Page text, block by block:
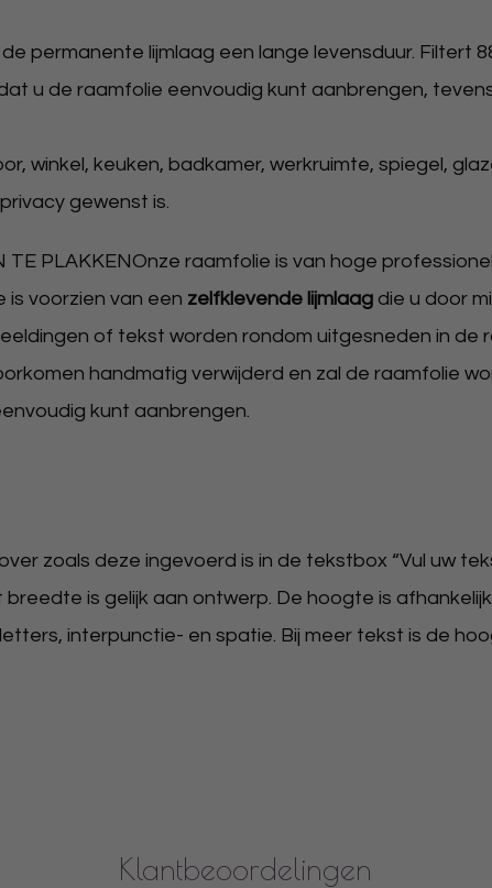
permanente lijmlaag een lange levensduur. Filtert
u de raamfolie eenvoudig kunt aanbrengen,
winkel, keuken, badkamer, werkruimte, spiegel,
gewenst is.
TE PLAKKENOnze raamfolie is van hoge
is voorzien van een zelfklevende lijmlaag die u door
of tekst worden rondom uitgesneden in de
handmatig verwijderd en zal de raamfolie
kunt aanbrengen.
zoals deze ingevoerd is in de tekstbox “Vul uw
is gelijk aan ontwerp. De hoogte is
interpunctie- en spatie. Bij meer tekst is de
Klantbeoordelingen